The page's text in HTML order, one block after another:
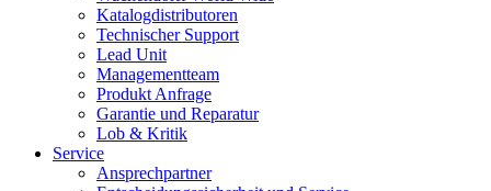
Katalogdistributoren
Technischer Support
Lead Unit
Managementteam
Produkt Anfrage
Garantie und Reparatur
Lob & Kritik
Service
Ansprechpartner